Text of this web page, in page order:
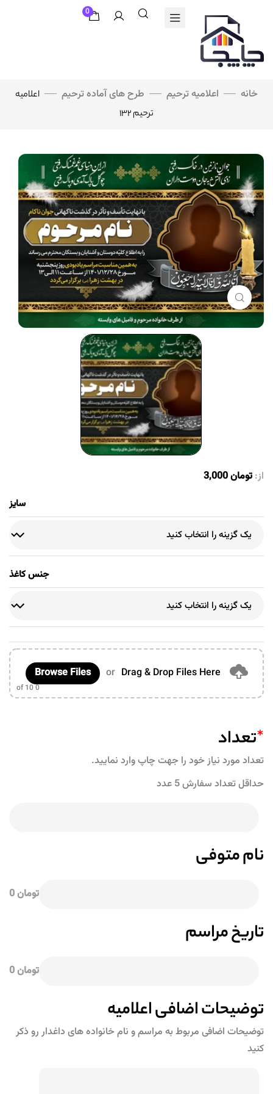
0
خانه اعلامیه ترحیم طرح های آماده ترحیم
اعلامیه
ترحیم ۱۳۲
برای بزرگنمایی کلیک کنید
از: تومان
سایز
جنس کاغذ
Drag & Drop Files Here
or
Browse Files
0
of 10
*تعداد
تعداد مورد نیاز خود را جهت چاپ وارد نمایید.
حداقل تعداد سفارش 5 عدد
نام متوفی
تومان 0
تاریخ مراسم
تومان 0
توضیحات اضافی اعلامیه
توضیحات اضافی مربوط به مراسم و نام خانواده های داغدار رو ذکر
کنید